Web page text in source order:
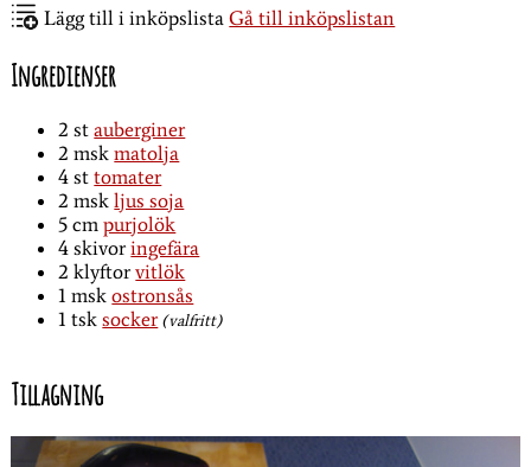
Lägg till i inköpslistaGå till inköpslistan
Ingredienser
2 st auberginer
2 msk matolja
4 st tomater
2 msk ljus soja
5 cm purjolök
4 skivor ingefära
2 klyftor vitlök
1 msk ostronsås
1 tsk socker(valfritt)
Tillagning